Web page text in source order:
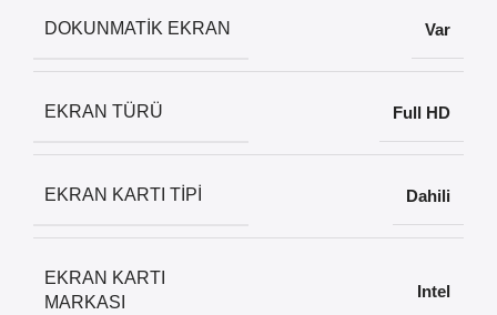
DOKUNMATIK EKRAN Var
EKRAN TÜRÜ Full HD
EKRAN KARTI TIPI Dahili
EKRAN KARTI
MARKASI
Intel